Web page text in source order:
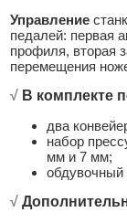
Управление
педалей: первая
профиля, вторая
перемещения
√ В комплекте
два
набор
мм и 7 мм;
обдувочный
√